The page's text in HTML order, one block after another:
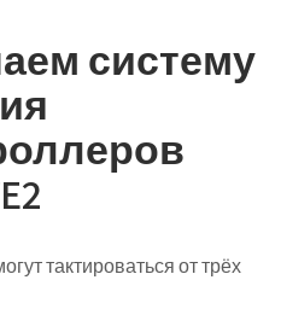
систему
тактироваться от трёх